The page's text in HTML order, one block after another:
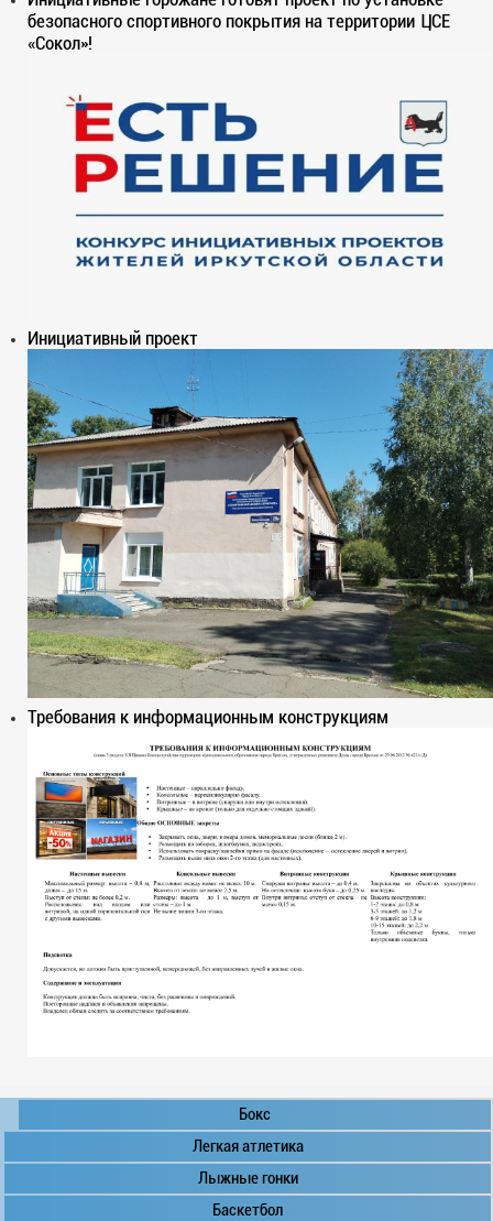
безопасного спортивного покрытия на территории ЦСЕ
«Сокол»!
Инициативный проект
Требования к информационным конструкциям
Бокс
Легкая атлетика
Лыжные гонки
Баскетбол